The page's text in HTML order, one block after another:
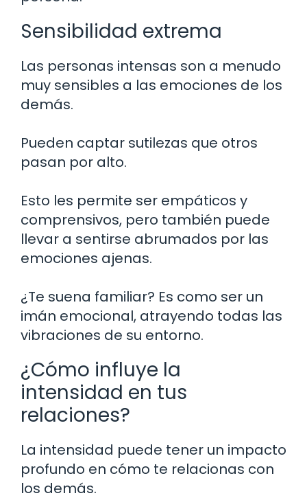
Sensibilidad extrema
Las personas intensas son a menudo
muy sensibles a las emociones de los
demás.
Pueden captar sutilezas que otros
pasan por alto.
Esto les permite ser empáticos y
comprensivos, pero también puede
llevar a sentirse abrumados por las
emociones ajenas.
¿Te suena familiar? Es como ser un
imán emocional, atrayendo todas las
vibraciones de su entorno.
¿Cómo influye la
intensidad en tus
relaciones?
La intensidad puede tener un impacto
profundo en cómo te relacionas con
los demás.